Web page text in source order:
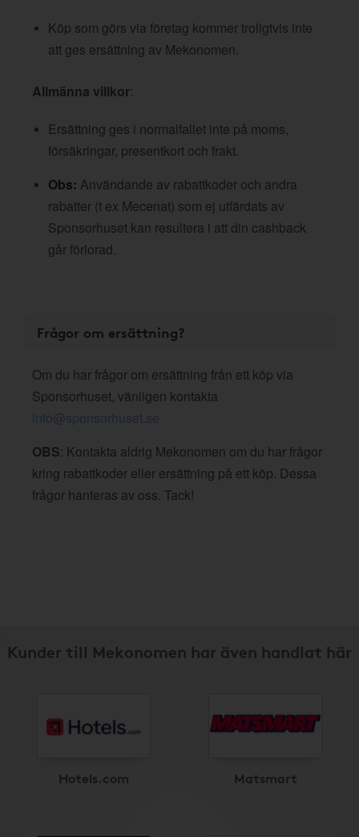
Köp som görs via företag kommer troligtvis inte
att ges ersättning av Mekonomen.
Allmänna villkor:
Ersättning ges i normalfallet inte på moms,
försäkringar, presentkort och frakt.
Obs: Användande av rabattkoder och andra
rabatter (t ex Mecenat) som ej utfärdats av
Sponsorhuset kan resultera i att din cashback
går förlorad.
Frågor om ersättning?
Om du har frågor om ersättning från ett köp via
Sponsorhuset, vänligen kontakta
info@sponsorhuset.se
OBS: Kontakta aldrig Mekonomen om du har frågor
kring rabattkoder eller ersättning på ett köp. Dessa
frågor hanteras av oss. Tack!
Kunder till Mekonomen har även handlat här
Hotels.com Matsmart